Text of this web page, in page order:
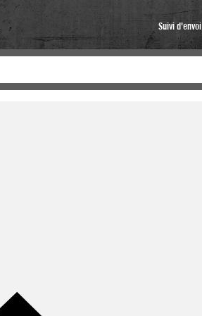
Suivi d'envoi